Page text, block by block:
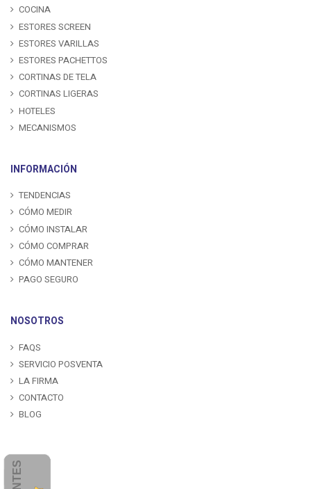
COCINA
ESTORES SCREEN
ESTORES VARILLAS
ESTORES PACHETTOS
CORTINAS DE TELA
CORTINAS LIGERAS
HOTELES
MECANISMOS
INFORMACIÓN
TENDENCIAS
CÓMO MEDIR
CÓMO INSTALAR
CÓMO COMPRAR
CÓMO MANTENER
PAGO SEGURO
NOSOTROS
FAQS
SERVICIO POSVENTA
LA FIRMA
CONTACTO
BLOG